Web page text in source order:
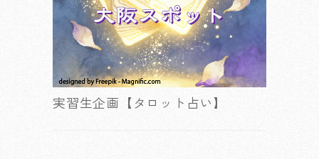
実習生企画【タロット占い】